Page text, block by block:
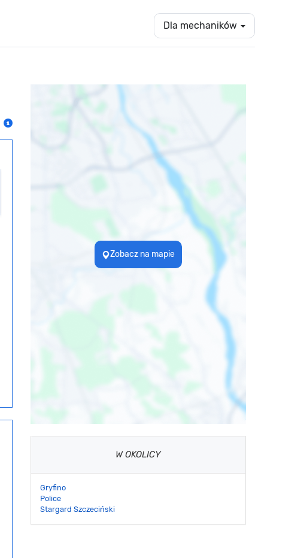
Dla mechaników
Zobacz na mapie
W OKOLICY
Gryfino
Police
Stargard Szczeciński